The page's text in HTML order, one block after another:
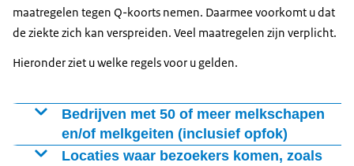
maatregelen tegen Q-koorts nemen. Daarmee voorkomt u dat
de ziekte zich kan verspreiden. Veel maatregelen zijn verplicht.
Hieronder ziet u welke regels voor u gelden.
Bedrijven met 50 of meer melkschapen
en/of melkgeiten (inclusief opfok)
U moet aan de volgende wettelijke eisen voldoen:
Locaties waar bezoekers komen, zoals